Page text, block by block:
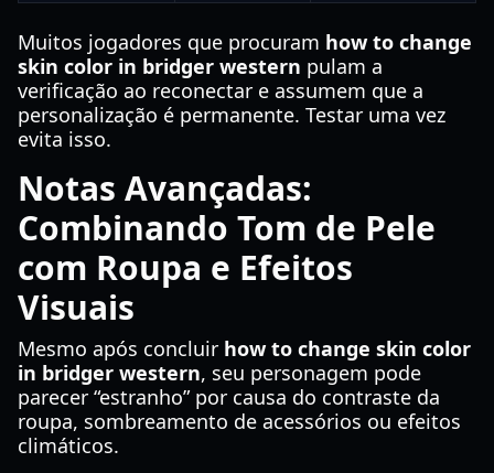
Muitos jogadores que procuram how to change
skin color in bridger western pulam a
verificação ao reconectar e assumem que a
personalização é permanente. Testar uma vez
evita isso.
Notas Avançadas:
Combinando Tom de Pele
com Roupa e Efeitos
Visuais
Mesmo após concluir how to change skin color
in bridger western, seu personagem pode
parecer “estranho” por causa do contraste da
roupa, sombreamento de acessórios ou efeitos
climáticos.